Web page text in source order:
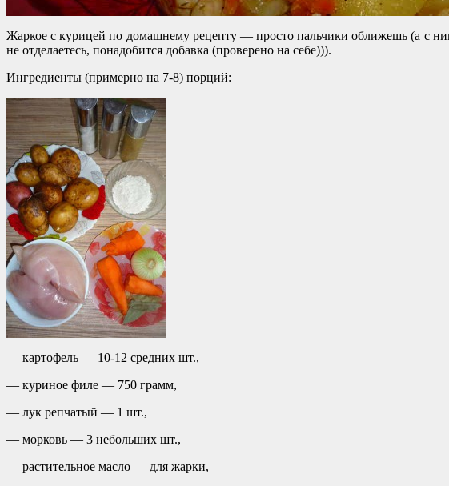
Жаркое с курицей по домашнему рецепту — просто пальчики оближешь (а с
не отделаетесь, понадобится добавка (проверено на себе))).
Ингредиенты (примерно на 7-8) порций:
— картофель — 10-12 средних шт.,
— куриное филе — 750 грамм,
— лук репчатый — 1 шт.,
— морковь — 3 небольших шт.,
— растительное масло — для жарки,